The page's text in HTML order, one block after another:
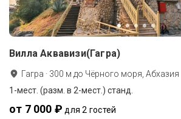
Вилла Аквавизи(Гагра)
Гагра · 300 м до Чёрного моря, Абхазия
1-мест. (разм. в 2-мест.) станд.
от 7 000 ₽ для 2 гостей